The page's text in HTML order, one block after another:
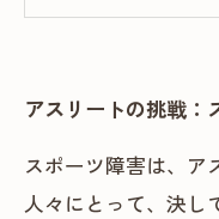
進化する施術
すべての人が
アスリートの挑戦：
スポーツ障害は、ア
人々にとって、決し